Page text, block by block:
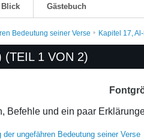
Blick Gästebuch
Bedeutung seiner Verse Kapitel 17,
(TEIL 1 VON 2)
Befehle und ein paar
ungefähren Bedeutung seiner Verse